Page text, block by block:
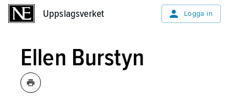
Uppslagsverket Logga in
Ellen Burstyn